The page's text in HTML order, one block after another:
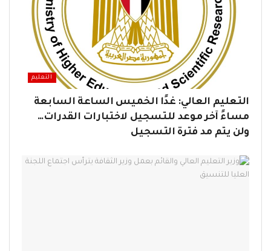
التعليم
التعليم العالي: غدًا الخميس الساعة السابعة
مساءً آخر موعد للتسجيل لاختبارات القدرات…
ولن يتم مد فترة التسجيل